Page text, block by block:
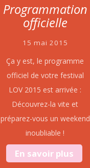
Programmation
officielle
15 mai 2015
Ça y est, le programme
officiel de votre festival
LOV 2015 est arrivée :
Découvrez-la vite et
préparez-vous un weekend
inoubliable !
En savoir plus